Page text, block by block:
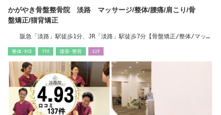
かがやき骨盤整骨院 淡路 マッサージ/整体/腰痛/肩こり/骨
盤矯正/猫背矯正
阪急「淡路」駅徒歩1分、JR「淡路」駅徒歩7分【骨盤矯正/整体/マッサ
整体･ｶｲﾛ ﾘﾗｸ 接骨･整骨 ｴｽﾃ